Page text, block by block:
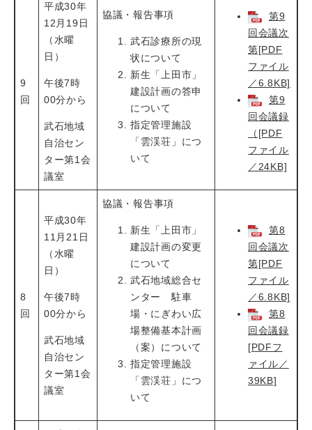
9
回
平成30年
12月19日
（水曜
日）
午後7時
00分から
武石地域
自治セン
ター第1会
議室
協議・報告事項
武石診療所の現
状について
新生「上田市」
建設計画の答申
について
指定管理施設
「雲渓荘」につ
いて
第9
回会議次
第[PDF
ファイル
／6.8KB]
第9
回会議録
（[PDF
ファイル
／24KB]
8
回
平成30年
11月21日
（水曜
日）
午後7時
00分から
武石地域
自治セン
ター第1会
議室
協議・報告事項
新生「上田市」
建設計画の変更
について
武石地域総合セ
ンター 駐車
場・にぎわい広
場整備基本計画
（案）について
指定管理施設
「雲渓荘」につ
いて
第8
回会議次
第[PDF
ファイル
／6.8KB]
第8
回会議録
[PDFフ
ァイル／
39KB]